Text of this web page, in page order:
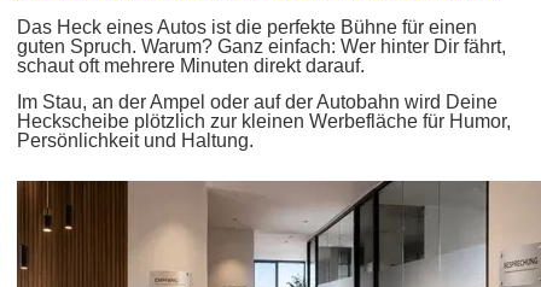
Das Heck eines Autos ist die perfekte Bühne für einen
guten Spruch. Warum? Ganz einfach: Wer hinter Dir fährt,
schaut oft mehrere Minuten direkt darauf.
Im Stau, an der Ampel oder auf der Autobahn wird Deine
Heckscheibe plötzlich zur kleinen Werbefläche für Humor,
Persönlichkeit und Haltung.